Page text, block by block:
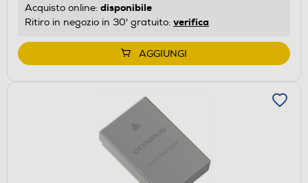
Acquisto online: disponibile
Ritiro in negozio in 30' gratuito: verifica
AGGIUNGI